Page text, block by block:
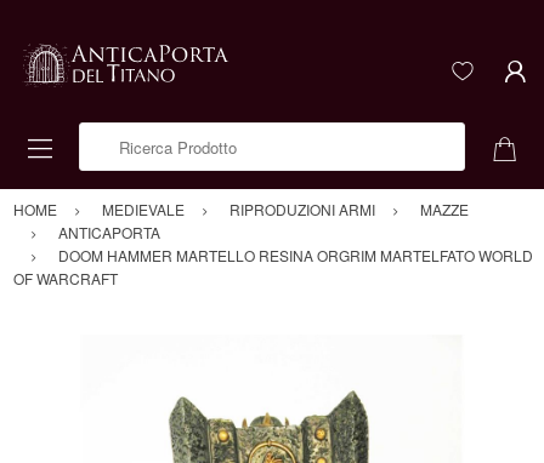
HOME MEDIEVALE RIPRODUZIONI ARMI
MAZZE
ANTICAPORTA
DOOM HAMMER MARTELLO RESINA ORGRIM MARTELFATO WORLD
OF WARCRAFT